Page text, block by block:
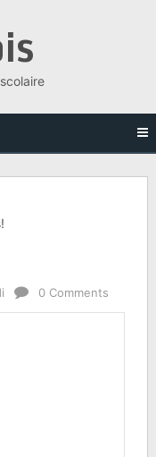
0 Comments